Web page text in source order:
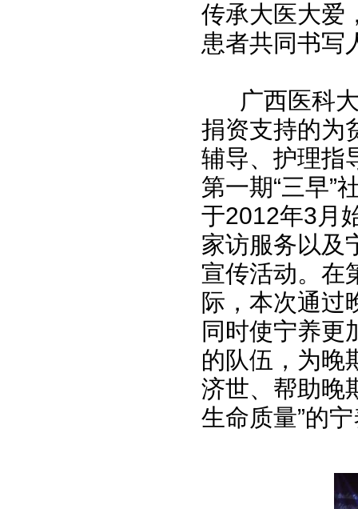
传承大医大爱
患者共同书写
广西医科大
捐资支持的为
辅导、护理指
第一期“三早”
于2012年3月
家访服务以及
宣传活动。在
际，本次通过
同时使宁养更
的队伍，为晚
济世、帮助晚
生命质量”的